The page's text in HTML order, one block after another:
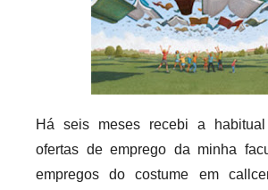
o
s
i
l
e
x
Há seis meses recebi a
ofertas de emprego da minha
empregos do costume em